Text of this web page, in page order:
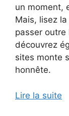
un moment,
Mais, lisez
passer outre
découvrez
sites monte
honnête.
Lire la suite